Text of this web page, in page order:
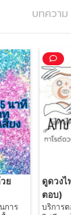
บทความ
ย
การ
ดูดวง
ตอบ)
บริการ